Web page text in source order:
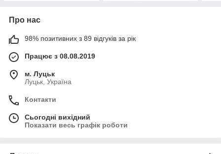
Про нас
98% позитивних з 89 відгуків за рік
Працює з 08.08.2019
м. Луцьк
Луцьк, Україна
Контакти
Сьогодні вихідний
Показати весь графік роботи